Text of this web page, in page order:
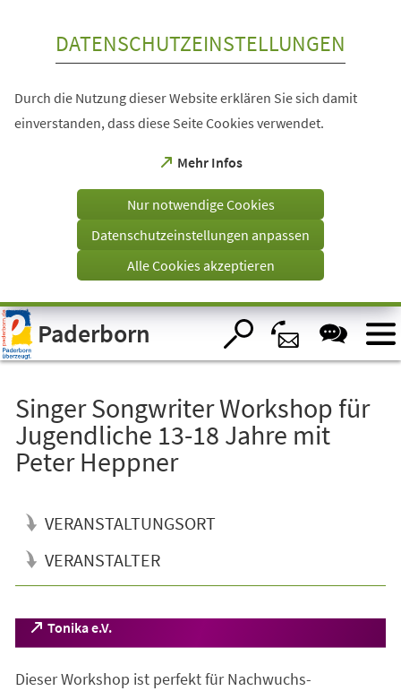
Visuelle
Assistenzsoftware
öffnen.
DATENSCHUTZEINSTELLUNGEN
Durch die Nutzung dieser Website erklären Sie sich damit
einverstanden, dass diese Seite Cookies verwendet.
Mehr Infos
(Öffnet
einem
Tab)
Nur notwendige Cookies
Datenschutzeinstellungen anpassen
Alle Cookies akzeptieren
Paderborn
Singer Songwriter Workshop für
Jugendliche 13-18 Jahre mit
Peter Heppner
VERANSTALTUNGSORT
VERANSTALTER
Veranstaltungsinformationen
Tonika e.V.
(Öffnet
in
neuen
Dieser Workshop ist perfekt für Nachwuchs-